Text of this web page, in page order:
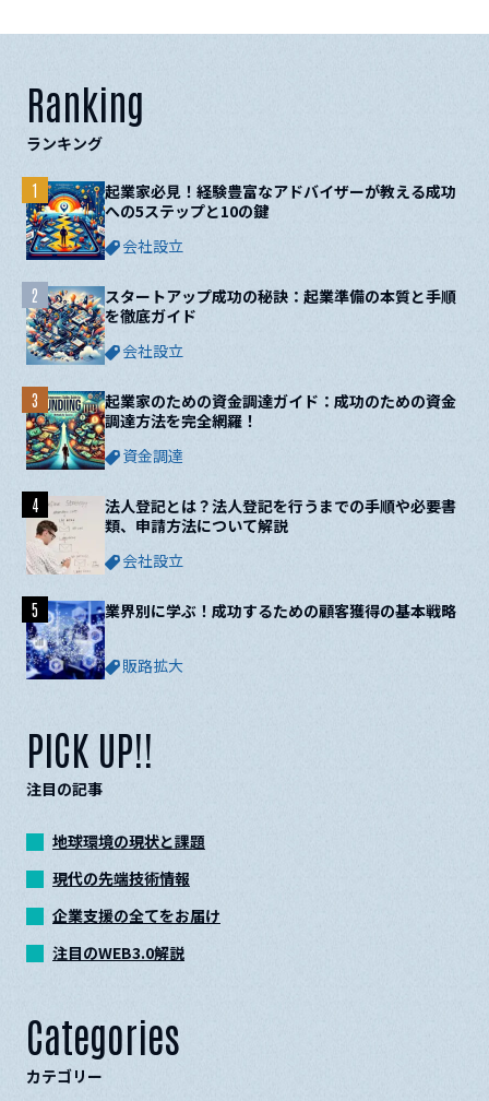
Ranking
ランキング
起業家必見！経験豊富なアドバイザーが教える成功
への5ステップと10の鍵
会社設立
1
スタートアップ成功の秘訣：起業準備の本質と手順
を徹底ガイド
会社設立
2
起業家のための資金調達ガイド：成功のための資金
調達方法を完全網羅！
資金調達
3
法人登記とは？法人登記を行うまでの手順や必要書
類、申請方法について解説
会社設立
4
業界別に学ぶ！成功するための顧客獲得の基本戦略
販路拡大
5
PICK UP!!
注目の記事
地球環境の現状と課題
現代の先端技術情報
企業支援の全てをお届け
注目のWEB3.0解説
Categories
カテゴリー